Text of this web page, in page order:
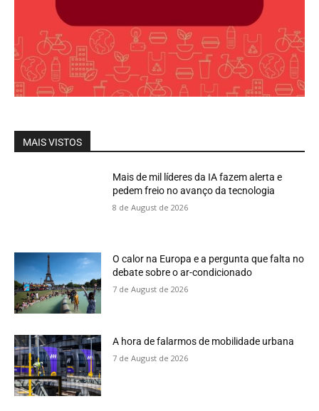
MAIS VISTOS
Mais de mil líderes da IA fazem alerta e
pedem freio no avanço da tecnologia
8 de August de 2026
O calor na Europa e a pergunta que falta no
debate sobre o ar-condicionado
7 de August de 2026
A hora de falarmos de mobilidade urbana
7 de August de 2026